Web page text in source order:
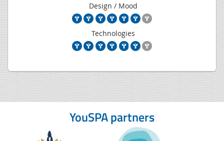
Design / Mood
Technologies
YouSPA partners